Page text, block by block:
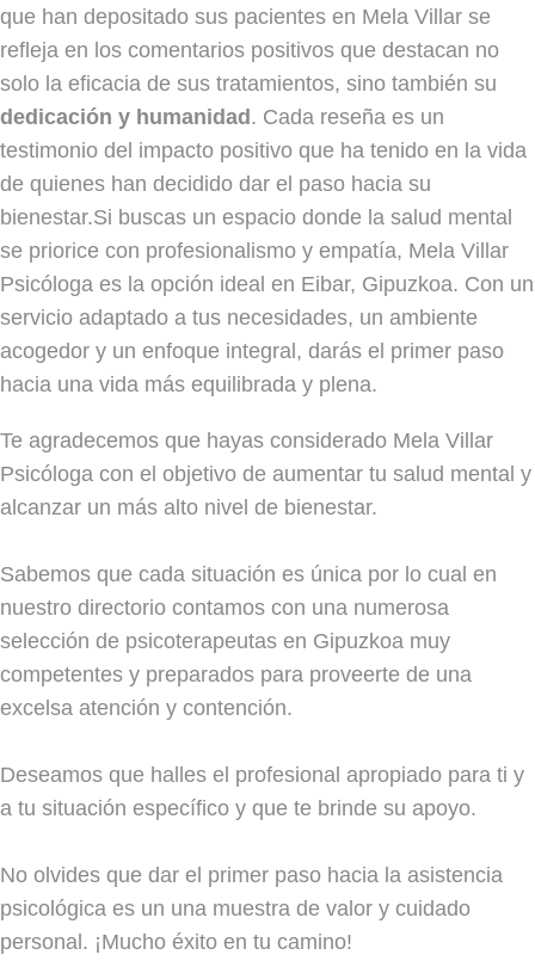
que han depositado sus pacientes en Mela Villar se
refleja en los comentarios positivos que destacan no
solo la eficacia de sus tratamientos, sino también su
dedicación y humanidad. Cada reseña es un
testimonio del impacto positivo que ha tenido en la vida
de quienes han decidido dar el paso hacia su
bienestar.Si buscas un espacio donde la salud mental
se priorice con profesionalismo y empatía, Mela Villar
Psicóloga es la opción ideal en Eibar, Gipuzkoa. Con un
servicio adaptado a tus necesidades, un ambiente
acogedor y un enfoque integral, darás el primer paso
hacia una vida más equilibrada y plena.
Te agradecemos que hayas considerado Mela Villar
Psicóloga con el objetivo de aumentar tu salud mental y
alcanzar un más alto nivel de bienestar.
Sabemos que cada situación es única por lo cual en
nuestro directorio contamos con una numerosa
selección de psicoterapeutas en Gipuzkoa muy
competentes y preparados para proveerte de una
excelsa atención y contención.
Deseamos que halles el profesional apropiado para ti y
a tu situación específico y que te brinde su apoyo.
No olvides que dar el primer paso hacia la asistencia
psicológica es un una muestra de valor y cuidado
personal. ¡Mucho éxito en tu camino!